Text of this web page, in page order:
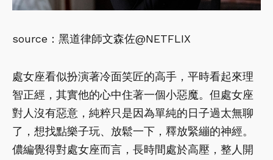
source：黑道律師文森佐@NETFLIX
處女座看似扮演著冷面笑匠的高手，平時看起來理
智正經，其實他的心中住著一個小惡魔。但處女座
對人沒有惡意，純粹只是因為單純的日子過太無聊
了，想找點樂子玩、放鬆一下，釋放緊繃的神經。
儂編覺得對處女座而言，長時間處於高壓，整人開